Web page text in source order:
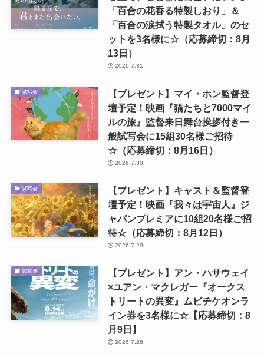
「百合の花香る特製しおり」＆
「百合の涙拭う特製タオル」のセ
ットを3名様に☆（応募締切：8月
13日）
2026.7.31
試写会
【プレゼント】マイ・ホン監督登
壇予定！映画『猫たちと7000マイ
ルの旅』監督来日舞台挨拶付き一
般試写会に15組30名様ご招待
☆（応募締切：8月16日）
2026.7.30
試写会
【プレゼント】キャスト＆監督登
壇予定！映画『我々は宇宙人』ジ
ャパンプレミアに10組20名様ご招
待☆（応募締切：8月12日）
2026.7.29
鑑賞券
【プレゼント】アン・ハサウェイ
×ユアン・マクレガー『オークス
トリートの異変』ムビチケオンラ
イン券を3名様に☆【応募締切：8
月9日】
2026.7.28